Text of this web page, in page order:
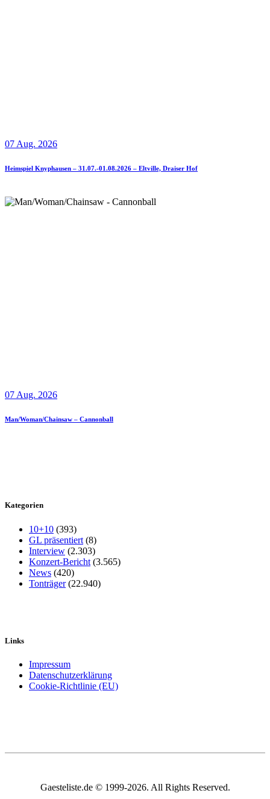
07 Aug. 2026
Heimspiel Knyphausen – 31.07.-01.08.2026 – Eltville, Draiser Hof
07 Aug. 2026
Man/Woman/Chainsaw – Cannonball
Kategorien
10+10 (393)
GL präsentiert (8)
Interview (2.303)
Konzert-Bericht (3.565)
News (420)
Tonträger(22.940)
Links
Impressum
Datenschutzerklärung
Cookie-Richtlinie (EU)
Gaesteliste.de © 1999-2026. All Rights Reserved.